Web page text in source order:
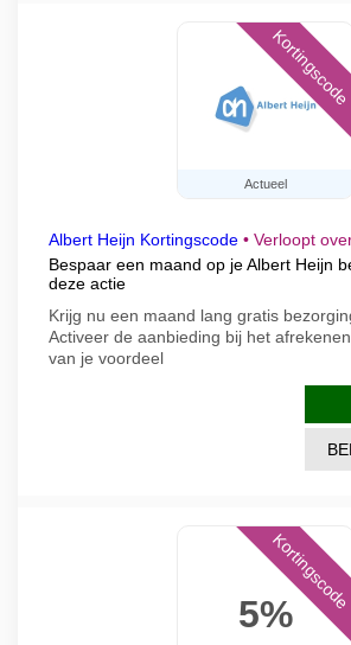
Actueel
Albert Heijn Kortingscode • Verloopt
Bespaar een maand op je Albert Heijn
deze actie
Krijg nu een maand lang gratis
Activeer de aanbieding bij het
van je voordeel
5%